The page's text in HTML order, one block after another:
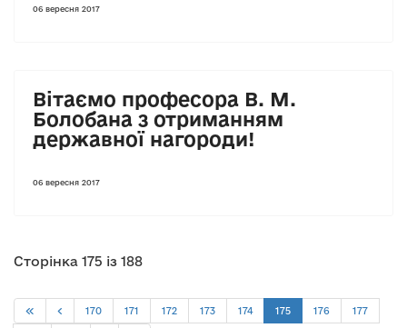
06 вересня 2017
Вітаємо професора В. М.
Болобана з отриманням
державної нагороди!
06 вересня 2017
Сторінка 175 із 188
170 171 172 173 174 175 176 177